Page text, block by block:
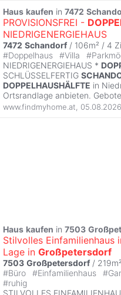
Haus kaufen in 7472
PROVISIONSFREI -
NIEDRIGENERGIEHAUS
7472 Schandorf / 106m² / 4
#Doppelhaus #Villa #
NIEDRIGENERGIEHAUS *
SCHLÜSSELFERTIG
DOPPELHAUSHÄLFTE in
Ortsrandlage anbieten.
www.findmyhome.at 05.08.2026
Haus kaufen in 7503
Stilvolles Einfamilienhaus
Lage in Großpetersdorf
7503 Großpetersdorf /
#Büro #Einfamilienhaus #
#ruhig
STILVOLLES